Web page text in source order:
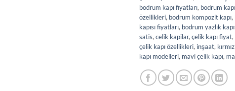
bodrum kapı fiyatları, bodrum
özellikleri, bodrum kompozit kapı,
kapısı fiyatları, bodrum yazlık
satis, celik kapilar, çelik kapı fiyat,
çelik kapı özellikleri, inşaat,
kapı modelleri, mavi çelik kapı,